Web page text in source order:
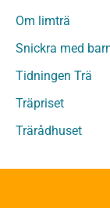
Sågat virke
Sågat virke
Övriga
Övrigt
Om limträ
Snickra med
Tidningen Trä
Träpriset
Trärådhuset